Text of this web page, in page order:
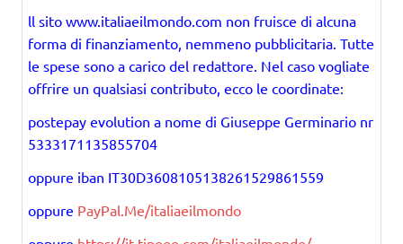
ll sito www.italiaeilmondo.com non fruisce di alcuna
forma di finanziamento, nemmeno pubblicitaria. Tutte
le spese sono a carico del redattore. Nel caso vogliate
offrire un qualsiasi contributo, ecco le coordinate:
postepay evolution a nome di Giuseppe Germinario nr
5333171135855704
oppure iban IT30D3608105138261529861559
oppure PayPal.Me/italiaeilmondo